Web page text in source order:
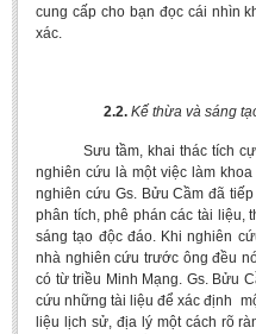
cung cấp cho bạn đọc cái nhìn
xác.
2.2. Kế thừa và sáng
Sưu tầm, khai thác tích cực
nghiên cứu là một việc làm
nghiên cứu Gs. Bửu Cầm đã
phân tích, phê phán các tài liệu,
sáng tạo độc đáo. Khi nghiên
nhà nghiên cứu trước ông đều
có từ triều Minh Mạng. Gs. Bửu
cứu những tài liệu để xác định
liệu lịch sử, địa lý một cách rõ